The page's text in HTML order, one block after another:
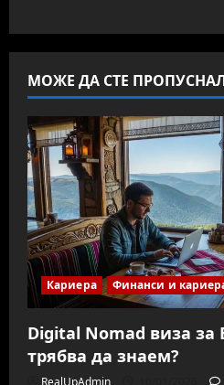
МОЖЕ ДА СТЕ
Кариера Финанси и
Digital Nomad виза за
трябва да знаем?
RealUpAdmin